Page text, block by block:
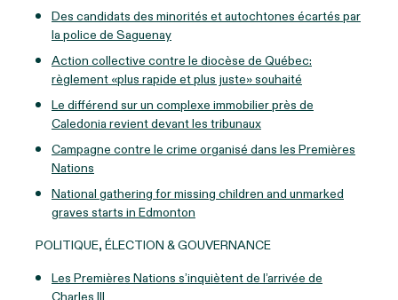
Des candidats des minorités et autochtones écartés par
la police de Saguenay
Action collective contre le diocèse de Québec:
règlement «plus rapide et plus juste» souhaité
Le différend sur un complexe immobilier près de
Caledonia revient devant les tribunaux
Campagne contre le crime organisé dans les Premières
Nations
National gathering for missing children and unmarked
graves starts in Edmonton
POLITIQUE, ÉLECTION & GOUVERNANCE
Les Premières Nations s’inquiètent de l’arrivée de
Charles III